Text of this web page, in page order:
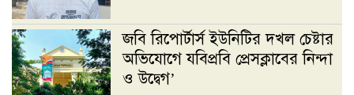
জবি রিপোর্টার্স ইউনিটির দখল চেষ্টার
অভিযোগে যবিপ্রবি প্রেসক্লাবের নিন্দা
ও উদ্বেগ’